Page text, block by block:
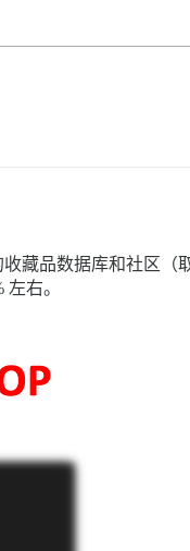
藏品数据库和社区（
右。